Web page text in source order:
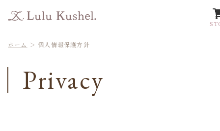
ホーム ＞個人情報保護方針
Privacy